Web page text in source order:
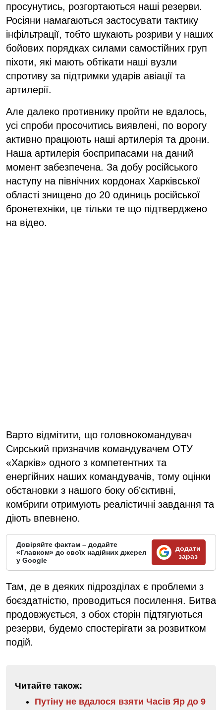
просунутись, розгортаються наші резерви.
Росіяни намагаються застосувати тактику
інфільтрації, тобто шукають розриви у наших
бойових порядках силами самостійних груп
піхоти, які мають обтікати наші вузли
спротиву за підтримки ударів авіації та
артилерії.
Але далеко противнику пройти не вдалось,
усі спроби просочитись виявлені, по ворогу
активно працюють наші артилерія та дрони.
Наша артилерія боєприпасами на даний
момент забезпечена. За добу російського
наступу на північних кордонах Харківської
області знищено до 20 одиниць російської
бронетехніки, це тільки те що підтверджено
на відео.
Варто відмітити, що головнокомандувач
Сирський призначив командувачем ОТУ
«Харків» одного з компетентних та
енергійних наших командувачів, тому оцінки
обстановки з нашого боку обʼєктивні,
комбриги отримують реалістичні завдання та
діють впевнено.
Довіряйте фактам – додайте
«Главком» до своїх надійних джерел
у Google
додати
зараз
Там, де в деяких підрозділах є проблеми з
боєздатністю, проводиться посилення. Битва
продовжується, з обох сторін підтягуються
резерви, будемо спостерігати за розвитком
подій.
Читайте також:
Путіну не вдалося взяти Часів Яр до 9